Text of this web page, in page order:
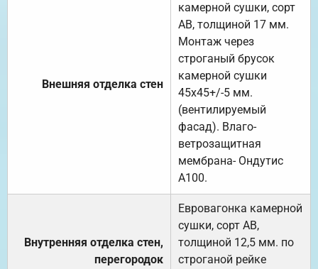
Внешняя отделка стен
камерной сушки, сорт
АВ, толщиной 17 мм.
Монтаж через
строганый брусок
камерной сушки
45х45+/-5 мм.
(вентилируемый
фасад). Влаго-
ветрозащитная
мембрана- Ондутис
А100.
Внутренняя отделка стен,
перегородок
Евровагонка камерной
сушки, сорт АВ,
толщиной 12,5 мм. по
строганой рейке